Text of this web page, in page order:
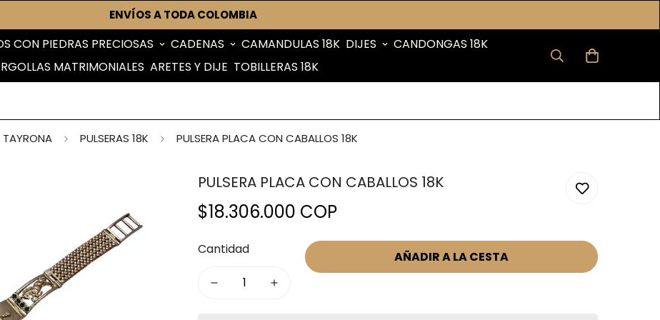
ENVÍOS A TODA COLOMBIA
CON PIEDRAS PRECIOSAS CADENAS CAMANDULAS 18K DIJES
CANDONGAS 18K
MATRIMONIALES ARETES Y DIJE TOBILLERAS 18K
TAYRONA PULSERAS 18K PULSERA PLACA CON CABALLOS 18K
PULSERA PLACA CON CABALLOS 18K
Precio
$18.306.000 COP
Cantidad AÑADIR A LA CESTA